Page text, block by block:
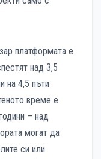
платформата е
над 3,5
на 4,5 пъти
време е
– над
могат да
си или